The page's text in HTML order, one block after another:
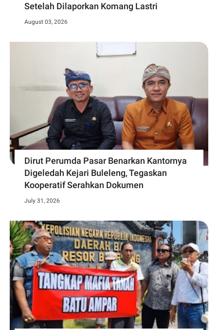
Setelah Dilaporkan Komang Lastri
August 03, 2026
Dirut Perumda Pasar Benarkan Kantornya
Digeledah Kejari Buleleng, Tegaskan
Kooperatif Serahkan Dokumen
July 31, 2026